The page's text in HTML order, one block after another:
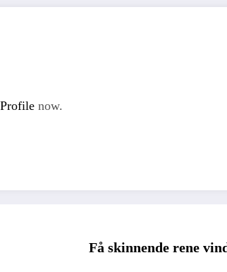
now.
Få skinnende rene